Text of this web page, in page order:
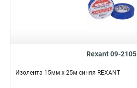
Rexant 09-2105
Изолента 15мм х 25м синяя REXANT